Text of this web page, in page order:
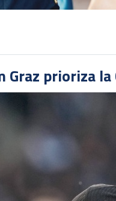
Graz prioriza